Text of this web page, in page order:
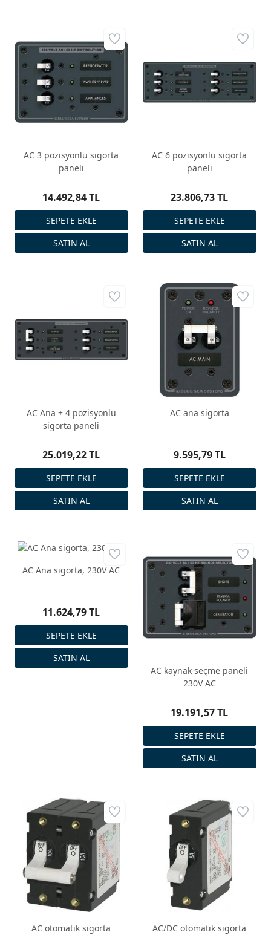
AC 3 pozisyonlu sigorta
paneli
14.492,84 TL
AC 6 pozisyonlu sigorta
paneli
23.806,73 TL
AC Ana + 4 pozisyonlu
sigorta paneli
25.019,22 TL
AC ana sigorta
9.595,79 TL
AC Ana sigorta, 230V AC
11.624,79 TL
AC kaynak seçme paneli
230V AC
19.191,57 TL
AC otomatik sigorta AC/DC otomatik sigorta